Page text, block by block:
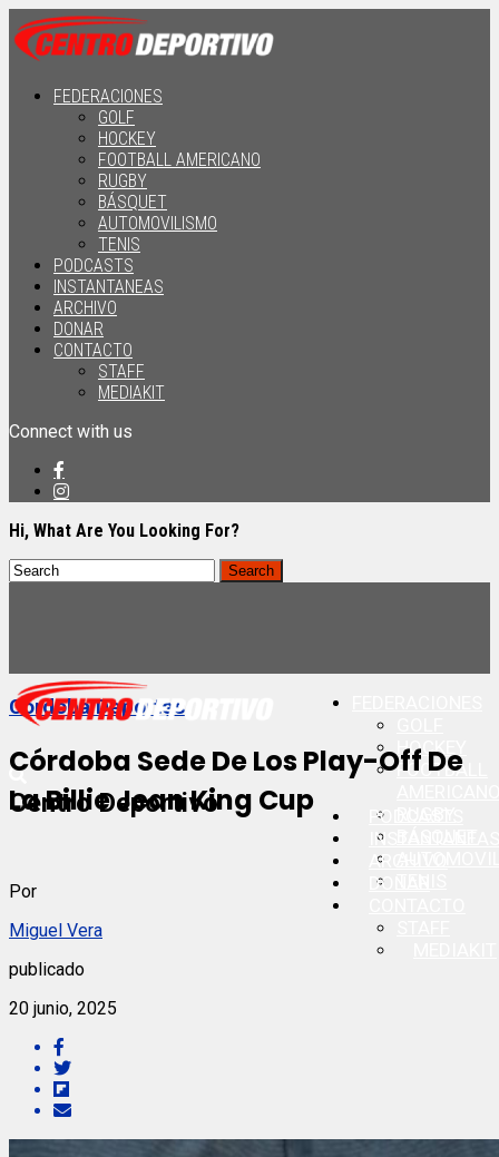
FEDERACIONES
GOLF
HOCKEY
FOOTBALL AMERICANO
RUGBY
BÁSQUET
AUTOMOVILISMO
TENIS
PODCASTS
INSTANTANEAS
ARCHIVO
DONAR
CONTACTO
STAFF
MEDIAKIT
Connect with us
Hi, What Are You Looking For?
Centro Deportivo
HOCKEY
FOOTBALL
PODCASTS
INSTANTANEAS
ARCHIVO
DONAR
Cordoba Deportes
Córdoba Sede De Los Play-Off De
La Billie Jean King Cup
Por
Miguel Vera
publicado
20 junio, 2025